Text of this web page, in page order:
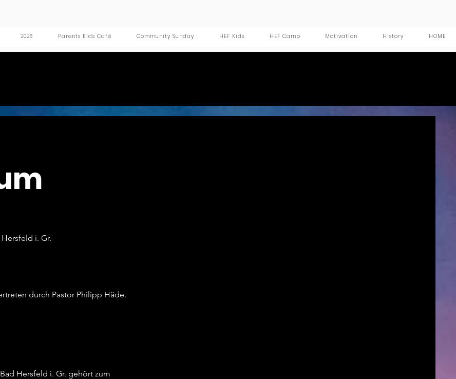
2026 Parents Kids Café Community Sunday HEF Kids HEF Camp Motivation History HOME
i. Gr.
durch Pastor Philipp Häde.
Hersfeld i. Gr. gehört zum